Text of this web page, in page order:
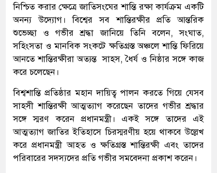
নিশ্চিত করার ক্ষেত্রে জাতিসংঘের শান্তি রক্ষা কার্যক্রম একটি
অনন্য উদ্যোগ। বিশ্বের সব শান্তিরক্ষীর প্রতি আন্তরিক
শুভেচ্ছা ও গভীর শ্রদ্ধা জানিয়ে তিনি বলেন, সংঘাত,
সহিংসতা ও মানবিক সংকটে ক্ষতিগ্রস্ত অঞ্চলে শান্তি ফিরিয়ে
আনতে শান্তিরক্ষীরা অত্যন্ত সাহস, ধৈর্য ও নিষ্ঠার সঙ্গে কাজ
করে চলেছেন।
বিশ্বশান্তি প্রতিষ্ঠার মহান দায়িত্ব পালন করতে গিয়ে যেসব
সাহসী শান্তিরক্ষী আত্মত্যাগ করেছেন তাদের গভীর শ্রদ্ধার
সঙ্গে স্মরণ করেন প্রধানমন্ত্রী। একই সঙ্গে তাদের এই
আত্মত্যাগ জাতির ইতিহাসে চিরস্মরণীয় হয়ে থাকবে উল্লেখ
করে প্রধানমন্ত্রী আহত ও ক্ষতিগ্রস্ত শান্তিরক্ষী এবং তাদের
পরিবারের সদস্যদের প্রতি গভীর সমবেদনা প্রকাশ করেন।